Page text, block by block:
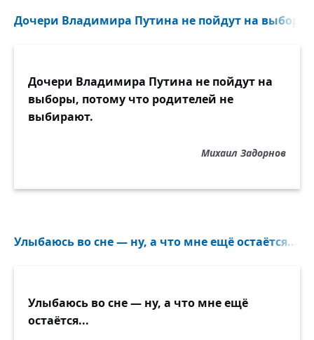
Дочери Владимира Путина не пойдут на выборы,
Дочери Владимира Путина не пойдут на
выборы, потому что родителей не
выбирают.
Михаил Задорнов
Улыбаюсь во сне — ну, а что мне ещё остаётся...
Улыбаюсь во сне — ну, а что мне ещё
остаётся...